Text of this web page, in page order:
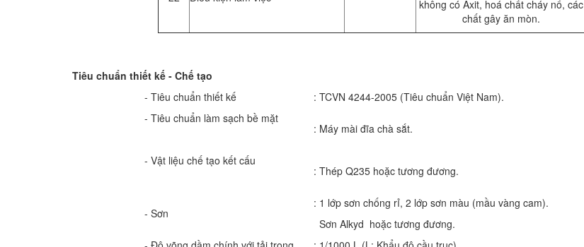
không có Axit, hoá chất cháy nổ, các
chất gây ăn mòn.
Tiêu chuẩn thiết kế - Chế tạo
- Tiêu chuẩn thiết kế
: TCVN 4244-2005 (Tiêu chuẩn Việt Nam).
- Tiêu chuẩn làm sạch bề mặt
: Máy mài đĩa chà sắt.
- Vật liệu chế tạo kết cấu
: Thép Q235 hoặc tương đương.
- Sơn
: 1 lớp sơn chống rỉ, 2 lớp sơn màu (mầu vàng cam).
Sơn Alkyd hoặc tương đương.